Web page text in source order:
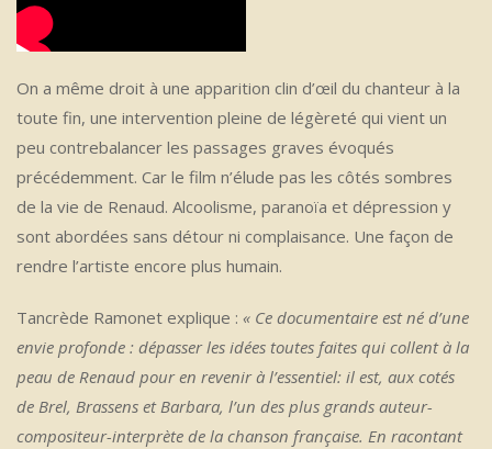
On a même droit à une apparition clin d’œil du chanteur à la
toute fin, une intervention pleine de légèreté qui vient un
peu contrebalancer les passages graves évoqués
précédemment. Car le film n’élude pas les côtés sombres
de la vie de Renaud. Alcoolisme, paranoïa et dépression y
sont abordées sans détour ni complaisance. Une façon de
rendre l’artiste encore plus humain.
Tancrède Ramonet explique : « Ce documentaire est né d’une
envie profonde : dépasser les idées toutes faites qui collent à la
peau de Renaud pour en revenir à l’essentiel: il est, aux cotés
de Brel, Brassens et Barbara, l’un des plus grands auteur-
compositeur-interprète de la chanson française. En racontant